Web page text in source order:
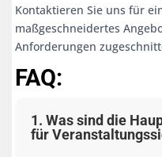
Kontaktieren Sie uns für
maßgeschneidertes
Anforderungen
FAQ:
1. Was sind die
für